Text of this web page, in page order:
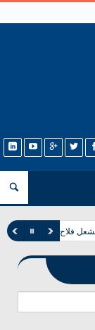
فلاح غانم الخالدي